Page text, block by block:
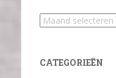
Archief
CATEGORIEËN